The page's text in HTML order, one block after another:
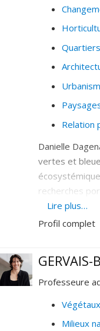
Relation
Danielle
vertes et
recherches
dans les IVB
grande
pour les
Ses objectifs
de
Lire plus…
Profil complet
Professeure
Végétaux
Milieux